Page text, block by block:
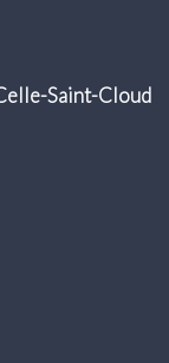
Saint-Cloud